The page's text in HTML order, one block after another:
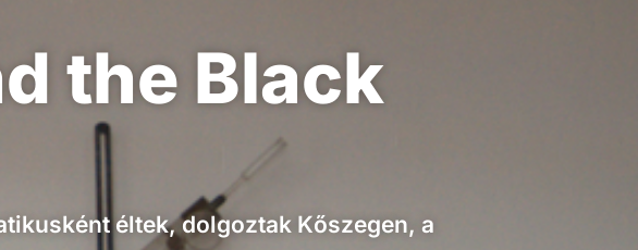
the Black
éltek, dolgoztak Kőszegen, a